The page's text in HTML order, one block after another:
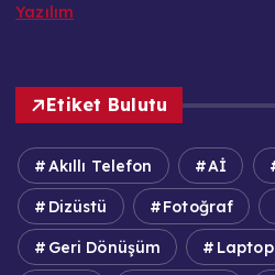
Yazılım
Etiket Bulutu
Akıllı Telefon Aİ
Dizüstü Fotoğraf
Geri Dönüşüm Laptop